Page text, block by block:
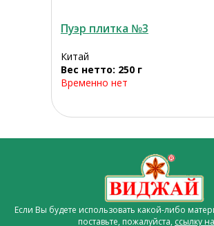
Пуэр плитка №3
Китай
Вес нетто: 250 г
Временно нет
Если Вы будете использовать какой-либо
поставьте, пожалуйста, ссылку